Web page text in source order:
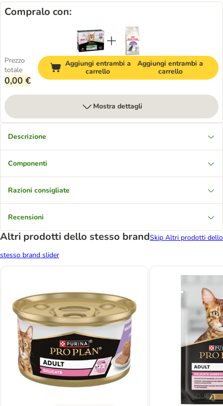
Compralo con:
Prezzo
totale
0,00 €
Aggiungi entrambi a
carrello
Aggiungi entrambi a
carrello
Mostra dettagli
Descrizione
Componenti
Razioni consigliate
Recensioni
Altri prodotti dello stesso brandSkip Altri prodotti dello
stesso brand slider